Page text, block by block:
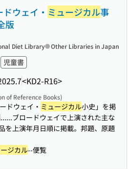
ドウェイ・ ミュージカル事
版
児童書
<KD2-R16>
Diet Library Other Libraries in Japan
of Reference Books)
ドウェイ・ ミュージカル小史」を掲
...ブロードウェイで上演された主な
を上演年月日順に掲載。邦題、原題
ジカル--便覧